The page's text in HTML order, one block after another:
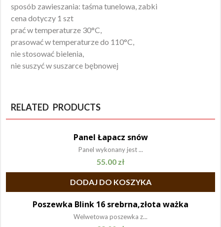
sposób zawieszania: taśma tunelowa, zabki
cena dotyczy 1 szt
prać w temperaturze 30°C,
prasować w temperaturze do 110°C,
nie stosować bielenia,
nie suszyć w suszarce bębnowej
RELATED PRODUCTS
Panel Łapacz snów
Panel wykonany jest ...
55.00 zł
DODAJ DO KOSZYKA
Poszewka Blink 16 srebrna,złota ważka
Welwetowa poszewka z...